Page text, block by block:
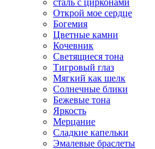
сталь с цирконами
Открой мое сердце
Богемия
Цветные камни
Кочевник
Светящиеся тона
Тигровый глаз
Мягкий как шелк
Солнечные блики
Бежевые тона
Яркость
Мерцание
Сладкие капельки
Эмалевые браслеты